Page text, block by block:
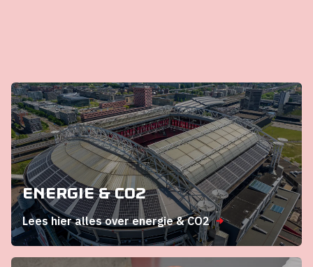
Energie & CO2
Lees hier alles over energie & CO2